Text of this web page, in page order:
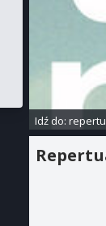
Idź do: